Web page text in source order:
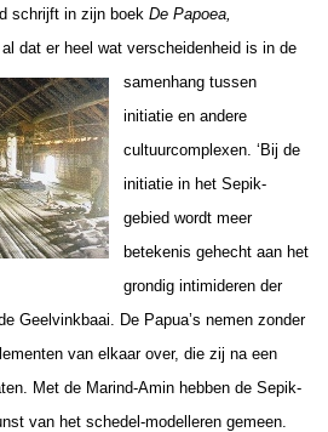
schrijft in zijn boek De Papoea,
dat er heel wat verscheidenheid is in de
samenhang tussen
initiatie en andere
cultuurcomplexen. ‘Bij de
initiatie in het Sepik-
gebied wordt meer
betekenis gehecht aan het
grondig intimideren der
Geelvinkbaai. De Papua’s nemen zonder
van elkaar over, die zij na een
Met de Marind-Amin hebben de Sepik-
van het schedel-modelleren gemeen.